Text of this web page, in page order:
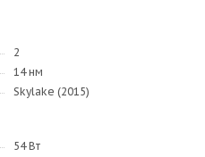
2
14 нм
Skylake (2015)
54 Вт